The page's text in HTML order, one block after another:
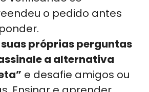
o pedido antes
suas próprias perguntas
a alternativa
e desafie amigos ou